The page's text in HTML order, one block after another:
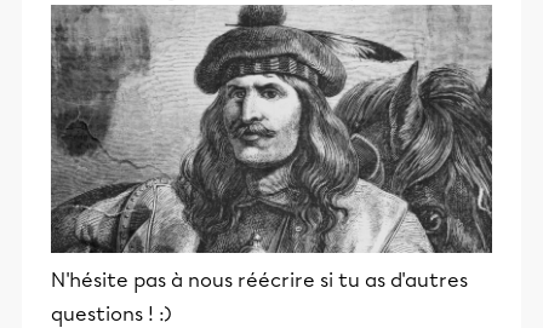
N'hésite pas à nous réécrire si tu as d'autres
questions ! :)